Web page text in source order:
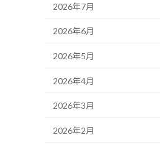
2026年7月
2026年6月
2026年5月
2026年4月
2026年3月
2026年2月